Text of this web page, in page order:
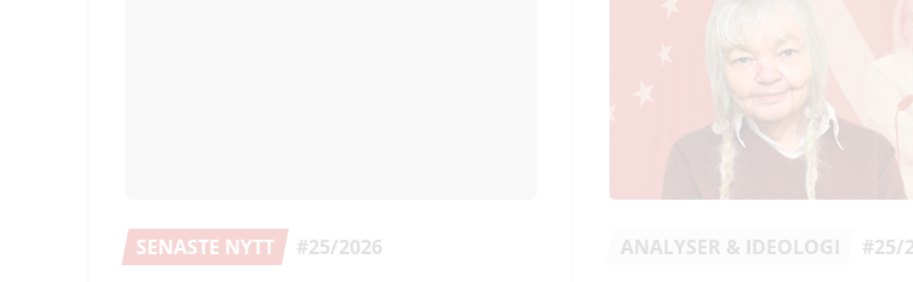
SENASTE NYTT #25/2026 ANALYSER & IDEOLOGI #25/